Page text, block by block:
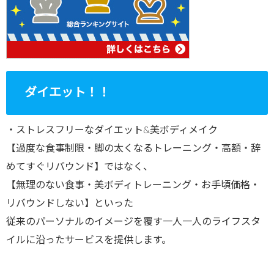
ダイエット！！
・ストレスフリーなダイエット&美ボディメイク
【過度な食事制限・脚の太くなるトレーニング・高額・辞
めてすぐリバウンド】ではなく、
【無理のない食事・美ボディトレーニング・お手頃価格・
リバウンドしない】といった
従来のパーソナルのイメージを覆す一人一人のライフスタ
イルに沿ったサービスを提供します。